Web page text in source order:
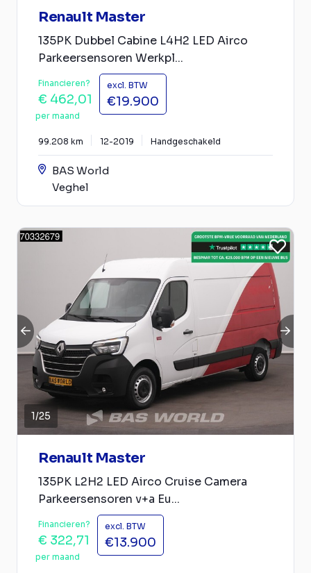
Renault Master
135PK Dubbel Cabine L4H2 LED Airco
Parkeersensoren Werkpl...
Financieren?
€ 462,01
per maand
excl. BTW
€19.900
99.208 km 12-2019 Handgeschakeld
BAS World
Veghel
1/25
Renault Master
135PK L2H2 LED Airco Cruise Camera
Parkeersensoren v+a Eu...
Financieren?
€ 322,71
per maand
excl. BTW
€13.900